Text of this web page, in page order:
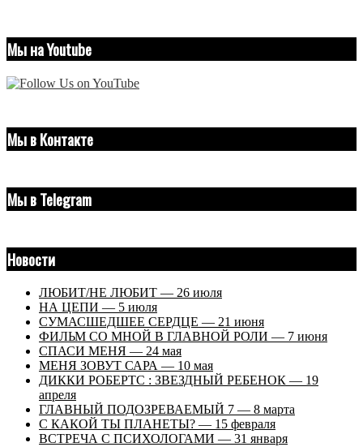
Мы на Youtube
Мы в Контакте
Мы в Telegram
Новости
ЛЮБИТ/НЕ ЛЮБИТ — 26 июля
НА ЦЕПИ — 5 июля
СУМАСШЕДШЕЕ СЕРДЦЕ — 21 июня
ФИЛЬМ СО МНОЙ В ГЛАВНОЙ РОЛИ — 7 июня
СПАСИ МЕНЯ — 24 мая
МЕНЯ ЗОВУТ САРА — 10 мая
ДИККИ РОБЕРТС : ЗВЕЗДНЫЙ РЕБЕНОК — 19
апреля
ГЛАВНЫЙ ПОДОЗРЕВАЕМЫЙ 7 — 8 марта
С КАКОЙ ТЫ ПЛАНЕТЫ? — 15 февраля
ВСТРЕЧА С ПСИХОЛОГАМИ — 31 января